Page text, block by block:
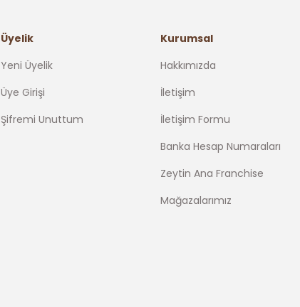
Üyelik
Yeni Üyelik
Üye Girişi
Şifremi Unuttum
Kurumsal
Hakkımızda
İletişim
İletişim Formu
Banka Hesap Numaraları
Zeytin Ana Franchise
Mağazalarımız